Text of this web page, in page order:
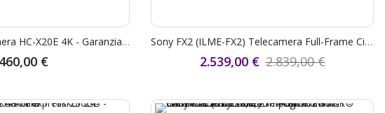
Panasonic Videocamera HC-X20E 4K - Garanzia Fowa 4 Anni
€
Sony FX2 (ILME-FX2) Telecamera Full-Frame Cinema Line - Garanzia Sony Italia 2+1 Anni - "SCONTO CASSA SONY € 300,00" - "STUDENT CASHBACK € 300,00"
2.539,00 € 2.839,00 €